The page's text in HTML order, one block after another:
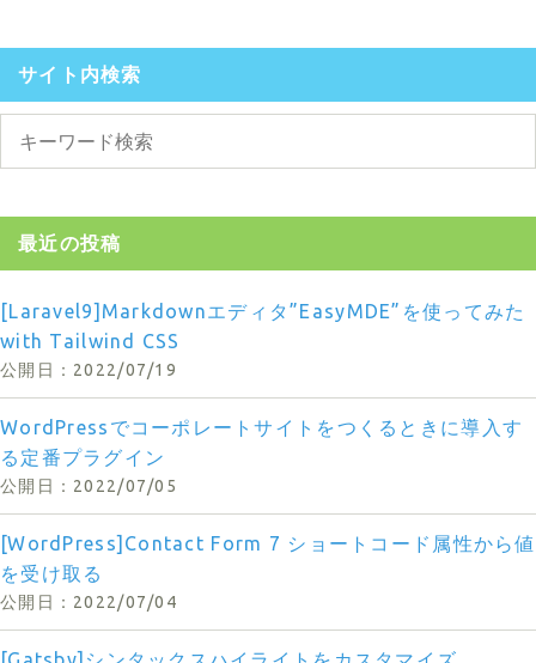
サイト内検索
最近の投稿
[Laravel9]Markdownエディタ”EasyMDE”を使ってみた
with Tailwind CSS
2022/07/19
WordPressでコーポレートサイトをつくるときに導入す
る定番プラグイン
2022/07/05
[WordPress]Contact Form 7 ショートコード属性から値
を受け取る
2022/07/04